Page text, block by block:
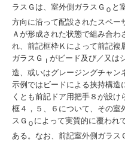
ラスＧは、室外側ガラスＧ Ｏ と
方向に沿って配設されたスペー
Ａが形成された状態で組み合わ
れ、前記框枠Ｋによって前記複
ガラスＧ
Ｉ がビード及び／又は
造、或いはグレージングチャン
示例ではビードによる挟持構造
くとも前記ドア用把手８が設け
框４，５、６について、その室
スＧ Ｏ によって実質的に覆われ
ある。なお、前記室外側ガラス